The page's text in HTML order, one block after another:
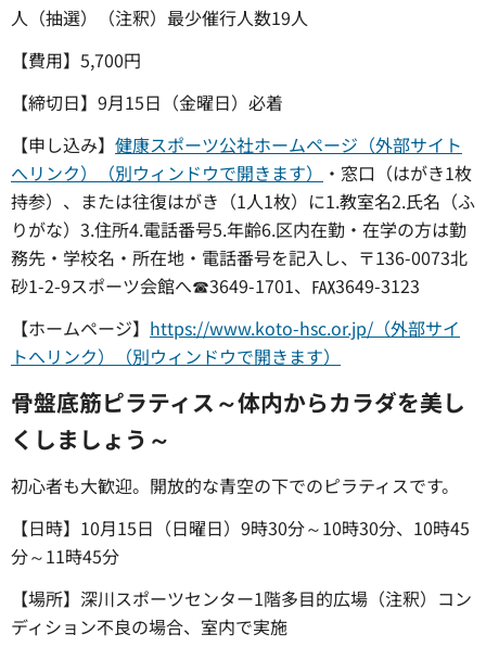
人（抽選）（注釈）最少催行人数19人
【費用】5,700円
【締切日】9月15日（金曜日）必着
【申し込み】 健康スポーツ公社ホームページ（外部サイト
へリンク）（別ウィンドウで開きます）
・窓口（はがき1枚
持参）、または往復はがき（1人1枚）に1.教室名2.氏名（ふ
りがな）3.住所4.電話番号5.年齢6.区内在勤・在学の方は勤
務先・学校名・所在地・電話番号を記入し、〒136-0073北
砂1-2-9スポーツ会館へ☎3649-1701、℻3649-3123
【ホームページ】 https://www.koto-hsc.or.jp/（外部サイ
トへリンク）（別ウィンドウで開きます）
骨盤底筋ピラティス～体内からカラダを美し
くしましょう～
初心者も大歓迎。開放的な青空の下でのピラティスです。
【日時】10月15日（日曜日）9時30分～10時30分、10時45
分～11時45分
【場所】深川スポーツセンター1階多目的広場（注釈）コン
ディション不良の場合、室内で実施